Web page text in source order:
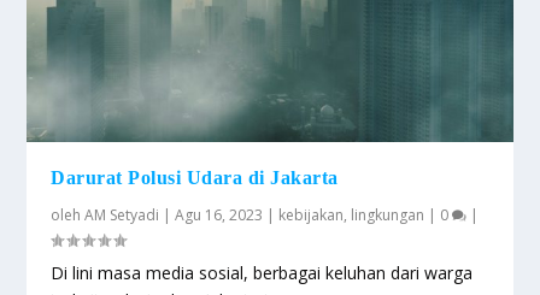
Darurat Polusi Udara di Jakarta
olehAM Setyadi |Agu 16, 2023 | kebijakan, lingkungan | 0 |
Di lini masa media sosial, berbagai keluhan dari warga